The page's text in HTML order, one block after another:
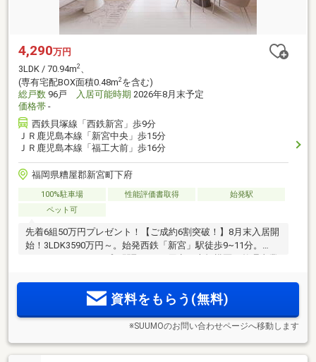
4,290万円
3LDK / 70.94m2、
(専有宅配BOX面積0.48m2 を含む)
総戸数 96戸 入居可能時期 2026年8月末予定
価格帯 -
西鉄貝塚線「西鉄新宮」歩9分
ＪＲ鹿児島本線「新宮中央」歩15分
ＪＲ鹿児島本線「福工大前」歩16分
福岡県糟屋郡新宮町下府
100%駐車場 性能評価書取得
始発駅
ペット可
先着6組50万円プレゼント！【ご成約6割突破！】8月末入居開
始！3LDK3590万円～。始発西鉄「新宮」駅徒歩9~11分。
能。ZEH-M Oriented・エネファーム・住戸前専用宅配ボック
ス・玄関前ゴミ回収サービス。資料をもらう(無料)
※SUUMOのお問い合わせページへ移動します